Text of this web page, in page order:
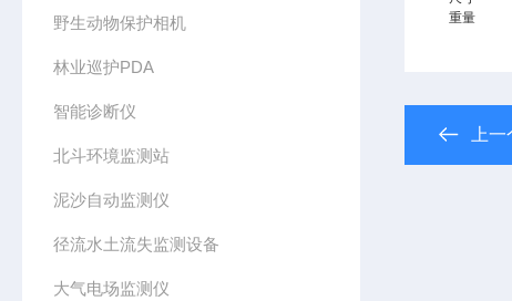
野生动物保护相机
林业巡护PDA
智能诊断仪
北斗环境监测站
泥沙自动监测仪
径流水土流失监测设备
大气电场监测仪
重量
上一